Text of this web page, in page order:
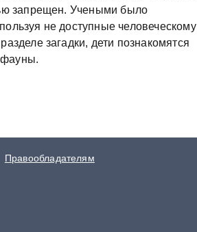
запрещен. Учеными было
не доступные человеческому
загадки, дети познакомятся
фауны.
Правообладателям